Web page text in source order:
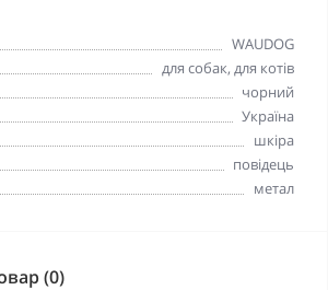
WAUDOG
для собак, для котів
чорний
Україна
шкіра
повідець
метал
(0)